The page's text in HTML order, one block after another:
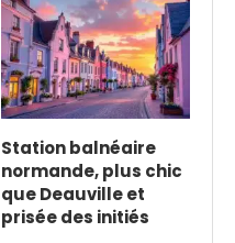
Station balnéaire
normande, plus chic
que Deauville et
prisée des initiés